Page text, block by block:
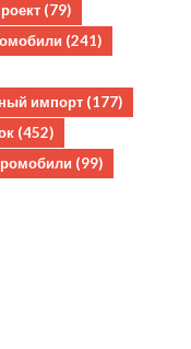
(79)
(241)
импорт (177)
(452)
(99)